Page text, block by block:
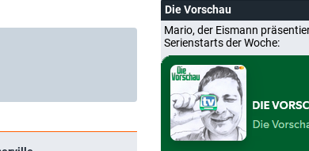
Die Vorschau
Mario, der Eismann
Serienstarts der Woche: